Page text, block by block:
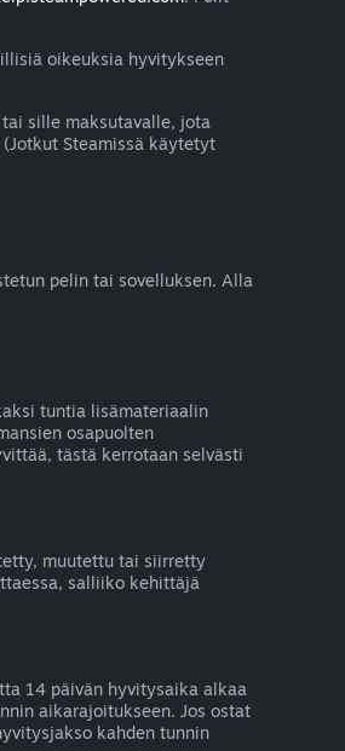
oikeuksia hyvitykseen
sille maksutavalle, jota
Steamissä käytetyt
pelin tai sovelluksen. Alla
tuntia lisämateriaalin
osapuolten
tästä kerrotaan selvästi
muutettu tai siirretty
salliiko kehittäjä
14 päivän hyvitysaika alkaa
aikarajoitukseen. Jos ostat
kahden tunnin